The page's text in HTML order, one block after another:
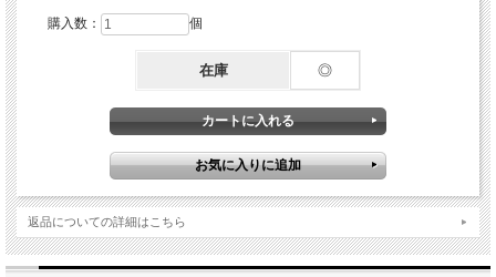
購入数： 個
在庫 ◎
返品についての詳細はこちら